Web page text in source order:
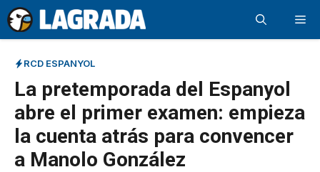
Saltar
al
contenido
RCD ESPANYOL
La pretemporada del Espanyol
abre el primer examen: empieza
la cuenta atrás para convencer
a Manolo González